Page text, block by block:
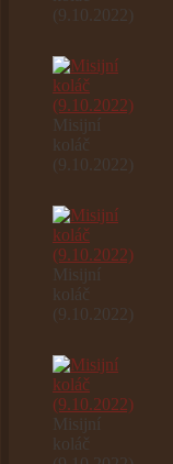
(9.10.2022)
Misijní
koláč
(9.10.2022)
Misijní
koláč
(9.10.2022)
Misijní
koláč